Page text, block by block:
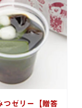
ゼリー【贈答